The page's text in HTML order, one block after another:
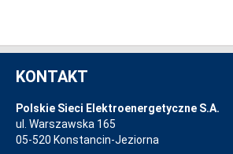
KONTAKT
Polskie Sieci Elektroenergetyczne S.A.
ul. Warszawska 165
05-520 Konstancin-Jeziorna